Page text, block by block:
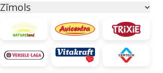
Zīmols